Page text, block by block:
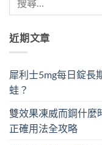
近期文章
犀利士5mg每日錠長
蛙？
雙效果凍威而鋼什麼
正確用法全攻略